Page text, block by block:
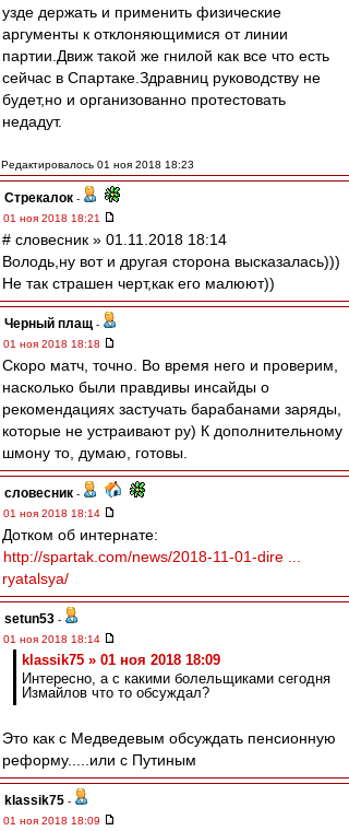
узде держать и применить физические
аргументы к отклоняющимися от линии
партии.Движ такой же гнилой как все что есть
сейчас в Спартаке.Здравниц руководству не
будет,но и организованно протестовать
недадут.
Редактировалось 01 ноя 2018 18:23
Стрекалок -
01 ноя 2018 18:21
# словесник » 01.11.2018 18:14
Володь,ну вот и другая сторона высказалась)))
Не так страшен черт,как его малюют))
Черный плащ -
01 ноя 2018 18:18
Скоро матч, точно. Во время него и проверим,
насколько были правдивы инсайды о
рекомендациях застучать барабанами заряды,
которые не устраивают ру) К дополнительному
шмону то, думаю, готовы.
словесник -
01 ноя 2018 18:14
Дотком об интернате:
http://spartak.com/news/2018-11-01-dire ...
ryatalsya/
setun53 -
01 ноя 2018 18:14
klassik75 » 01 ноя 2018 18:09
Интересно, а с какими болельщиками сегодня
Измайлов что то обсуждал?
Это как с Медведевым обсуждать пенсионную
реформу.....или с Путиным
klassik75 -
01 ноя 2018 18:09